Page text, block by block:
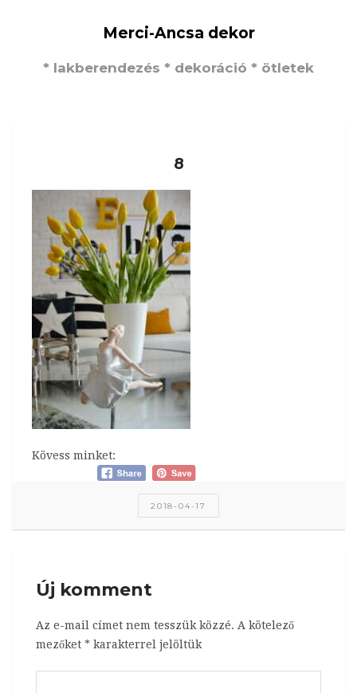
Merci-Ancsa dekor
* lakberendezés * dekoráció * ötletek
8
Kövess minket:
2018-04-17
Új komment
Az e-mail címet nem tesszük közzé. A kötelező
mezőket * karakterrel jelöltük